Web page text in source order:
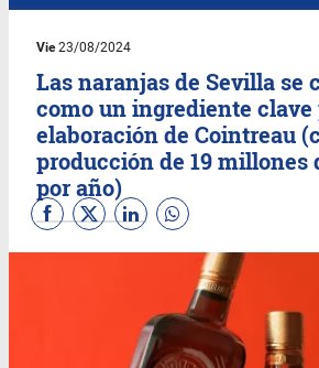
Vie23/08/2024
Las naranjas de Sevilla se
como un ingrediente clave
elaboración de Cointreau
producción de 19 millones
por año)